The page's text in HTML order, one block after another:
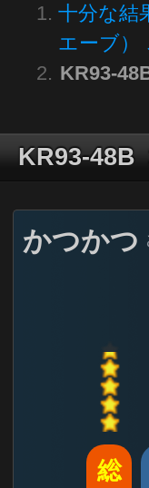
十分な結
エーブ）
KR93-
KR93-48B
かつかつ
総